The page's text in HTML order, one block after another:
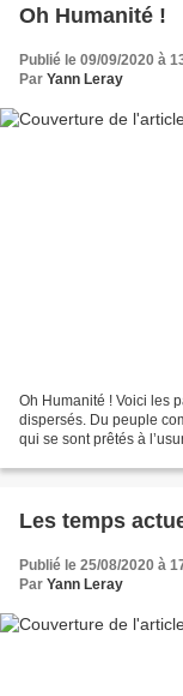
Oh Humanité !
Publié le 09/09/2020 à
Par Yann Leray
Oh Humanité ! Voici les
dispersés. Du peuple
qui se sont prêtés à
Les temps
Publié le 25/08/2020 à
Par Yann Leray